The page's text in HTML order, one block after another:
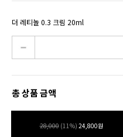
더 레티놀 0.3 크림 20ml
총 상품 금액
28,000 (11%) 24,800원